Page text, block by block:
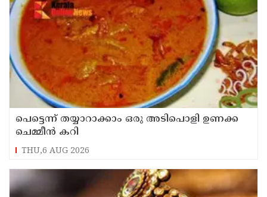
പെട്ടെന്ന് തയ്യാറാക്കാം ഒരു അടിപൊളി ഉണക്ക
ചെമ്മീൻ കറി
THU,6 AUG 2026